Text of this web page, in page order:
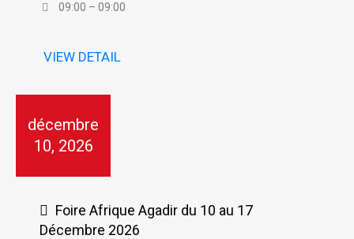
09:00 – 09:00
VIEW DETAIL
décembre
10, 2026
Foire Afrique Agadir du 10 au 17
Décembre 2026